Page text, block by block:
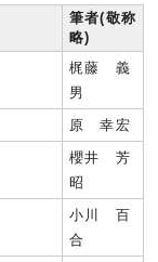
筆者(敬称
略)
梶藤 義
男
原 幸宏
櫻井 芳
昭
小川 百
合